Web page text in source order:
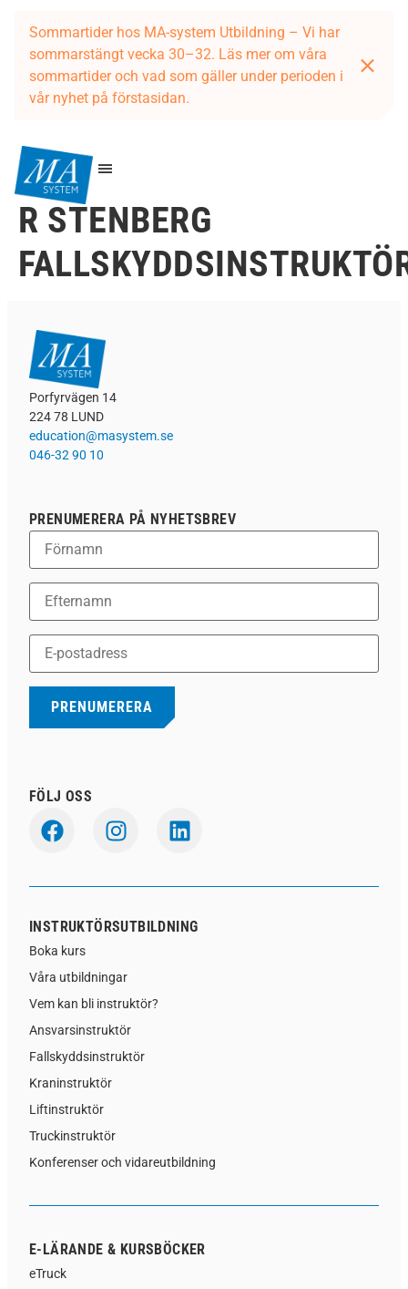
Sommartider hos MA-system Utbildning – Vi har
sommarstängt vecka 30–32. Läs mer om våra
sommartider och vad som gäller under perioden i
vår nyhet på förstasidan.
R STENBERG
Porfyrvägen 14
224 78 LUND
education@masystem.se
046-32 90 10
PRENUMERERA PÅ NYHETSBREV
FÖLJ OSS
INSTRUKTÖRSUTBILDNING
Boka kurs
Våra utbildningar
Vem kan bli instruktör?
Ansvarsinstruktör
Fallskyddsinstruktör
Kraninstruktör
Liftinstruktör
Truckinstruktör
Konferenser och vidareutbildning
E-LÄRANDE & KURSBÖCKER
eTruck